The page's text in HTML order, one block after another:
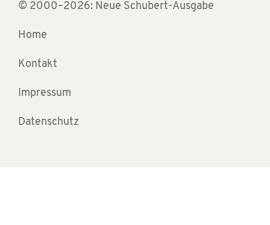
© 2000–2026: Neue Schubert-Ausgabe
Home
Kontakt
Impressum
Datenschutz